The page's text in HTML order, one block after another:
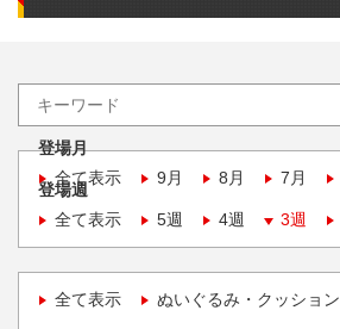
登場月
全て表示
9月 8月 7月
登場週
全て表示
5週 4週 3週
全て表示 ぬいぐるみ・クッション